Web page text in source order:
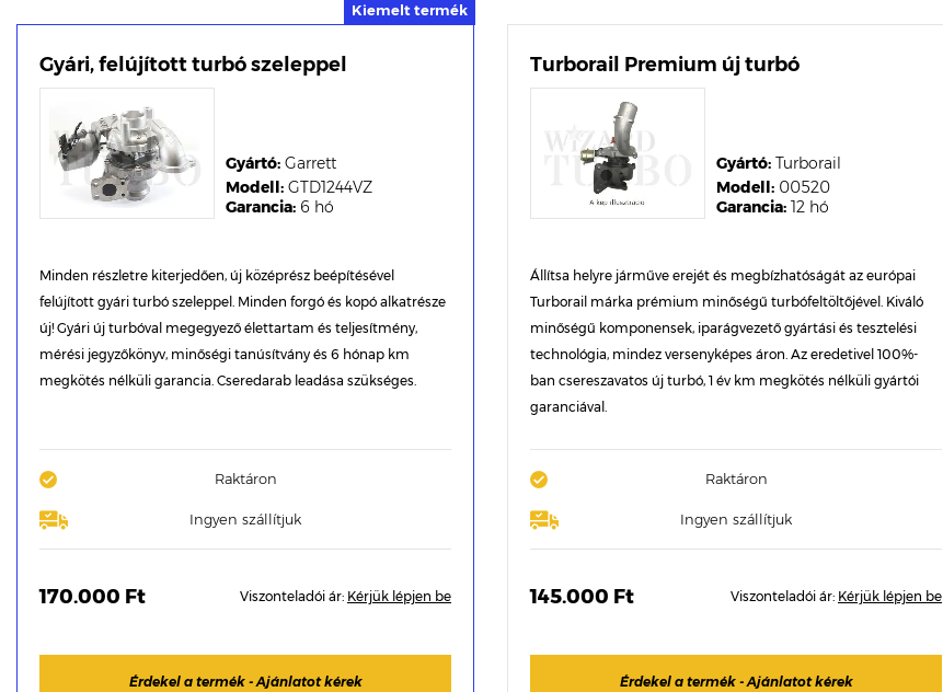
Gyári, felújított turbó szeleppel
Garancia: 6 hó
Modell: GTD1244VZ
Gyártó: Garrett
Minden részletre kiterjedően, új középrész beépítésével
felújított gyári turbó szeleppel. Minden forgó és kopó alkatrésze
új! Gyári új turbóval megegyező élettartam és teljesítmény,
mérési jegyzőkönyv, minőségi tanúsítvány és 6 hónap km
megkötés nélküli garancia. Cseredarab leadása szükséges.
Raktáron
Ingyen szállítjuk
170.000 Ft Viszonteladói ár: Kérjük lépjen be
Érdekel a termék - Ajánlatot kérek
Turborail Premium új turbó
Garancia: 12 hó
Modell: 00520
Gyártó: Turborail
Állítsa helyre járműve erejét és megbízhatóságát az európai
Turborail márka prémium minőségű turbófeltöltőjével. Kiváló
minőségű komponensek, iparágvezető gyártási és tesztelési
technológia, mindez versenyképes áron. Az eredetivel 100%-
ban csereszavatos új turbó, 1 év km megkötés nélküli gyártói
garanciával.
Raktáron
Ingyen szállítjuk
145.000 Ft Viszonteladói ár: Kérjük lépjen be
Érdekel a termék - Ajánlatot kérek